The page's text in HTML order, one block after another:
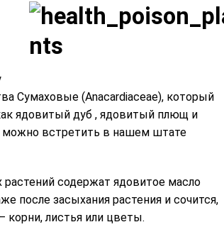
Сумаховые (Anacardiaceae), который
ядовитый дуб , ядовитый плющ и
можно встретить в нашем штате
содержат ядовитое масло
после засыхания растения и сочится,
корни, листья или цветы.